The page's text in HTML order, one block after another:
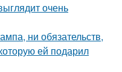
очень
ни обязательств,
ей подарил